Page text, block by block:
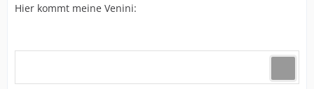
Hier kommt meine Venini: